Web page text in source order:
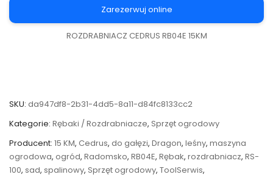
Zarezerwuj online
ROZDRABNIACZ CEDRUS RB04E 15KM
SKU: da947df8-2b31-4dd5-8a11-d84fc8133cc2
Kategorie: Rębaki / Rozdrabniacze, Sprzęt ogrodowy
Producent: 15 KM, Cedrus, do gałęzi, Dragon, leśny, maszyna
ogrodowa, ogród, Radomsko, RB04E, Rębak, rozdrabniacz, RS-
100, sad, spalinowy, Sprzęt ogrodowy, ToolSerwis,